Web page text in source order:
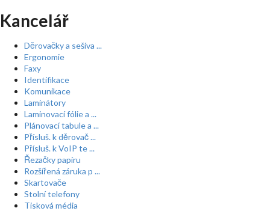
Kancelář
Děrovačky a sešíva ...
Ergonomie
Faxy
Identifikace
Komunikace
Laminátory
Laminovací fólie a ...
Plánovací tabule a ...
Přísluš. k děrovač ...
Přísluš. k VoIP te ...
Řezačky papíru
Rozšířená záruka p ...
Skartovače
Stolní telefony
Tisková média